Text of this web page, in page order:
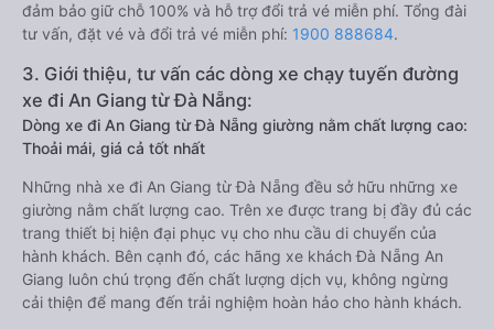
đảm bảo giữ chỗ 100% và hỗ trợ đổi trả vé miễn phí. Tổng đài
tư vấn, đặt vé và đổi trả vé miễn phí: 1900 888684.
3. Giới thiệu, tư vấn các dòng xe chạy tuyến đường
xe đi An Giang từ Đà Nẵng:
Dòng xe đi An Giang từ Đà Nẵng giường nằm chất lượng cao:
Thoải mái, giá cả tốt nhất
Những nhà xe đi An Giang từ Đà Nẵng đều sở hữu những xe
giường nằm chất lượng cao. Trên xe được trang bị đầy đủ các
trang thiết bị hiện đại phục vụ cho nhu cầu di chuyển của
hành khách. Bên cạnh đó, các hãng xe khách Đà Nẵng An
Giang luôn chú trọng đến chất lượng dịch vụ, không ngừng
cải thiện để mang đến trải nghiệm hoàn hảo cho hành khách.